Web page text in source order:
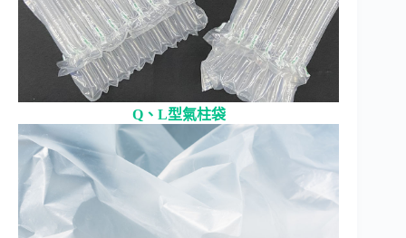
Q、L型氣柱袋